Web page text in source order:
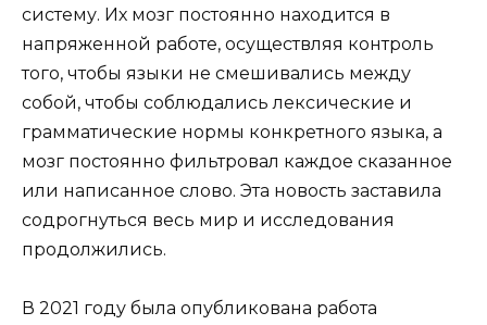
систему. Их мозг постоянно находится в
напряженной работе, осуществляя контроль
того, чтобы языки не смешивались между
собой, чтобы соблюдались лексические и
грамматические нормы конкретного языка, а
мозг постоянно фильтровал каждое сказанное
или написанное слово. Эта новость заставила
содрогнуться весь мир и исследования
продолжились.
В 2021 году была опубликована работа